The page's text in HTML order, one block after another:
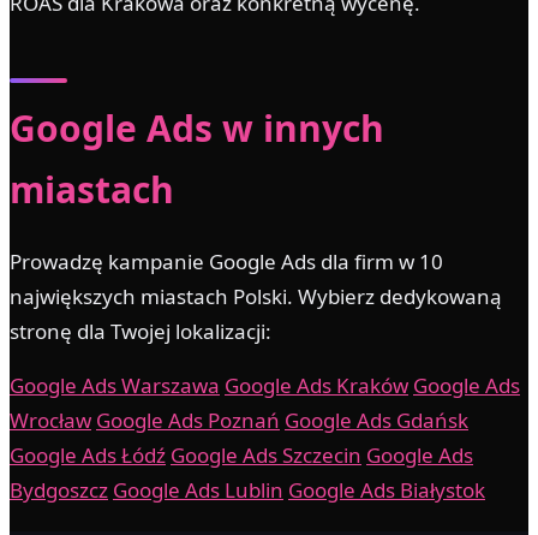
Google Ads w innych
miastach
Prowadzę kampanie Google Ads dla firm w 10
największych miastach Polski. Wybierz dedykowaną
stronę dla Twojej lokalizacji:
Google Ads Warszawa Google Ads Kraków Google Ads
Wrocław Google Ads Poznań Google Ads Gdańsk
Google Ads Łódź Google Ads Szczecin Google Ads
Bydgoszcz Google Ads Lublin Google Ads Białystok